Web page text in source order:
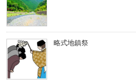
略式地鎮祭